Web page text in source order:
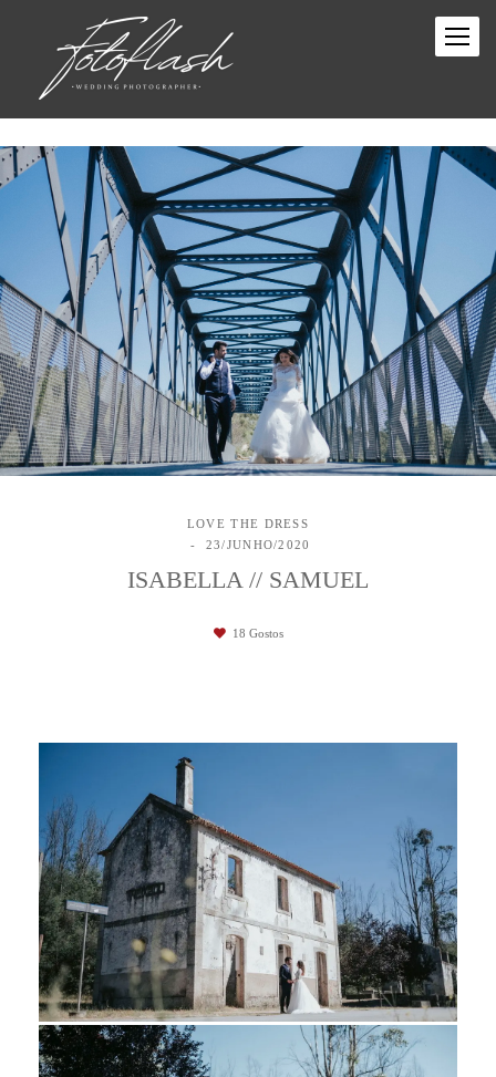
LOVE THE DRESS
23/JUNHO/2020
ISABELLA // SAMUEL
18 Gostos